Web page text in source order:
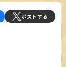
ポストする